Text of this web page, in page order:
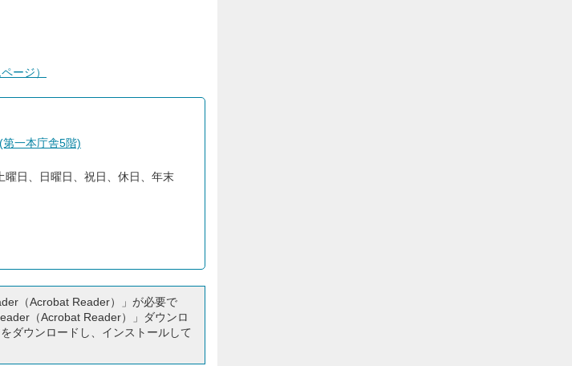
ージ）
(第一本庁舎5階)
日、日曜日、祝日、休日、年末
（Acrobat Reader）」が必要で
（Acrobat Reader）」ダウンロ
ダウンロードし、インストールして